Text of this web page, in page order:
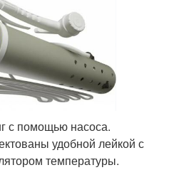
с помощью насоса.
удобной лейкой с
температуры.